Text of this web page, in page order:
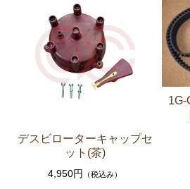
ウエザーストリップ ワイヤー
ラベル
エアコン ヒーター関係
ソアラ GZ20 MZ20 MZ21
エンジンパーツ 7M-GTEU
エンジンパーツ 1G-GTEU
エンジンパーツ 1G-GEU
デスビローターキャップセ
ット(茶)
4,950円 （税込み）
1G-